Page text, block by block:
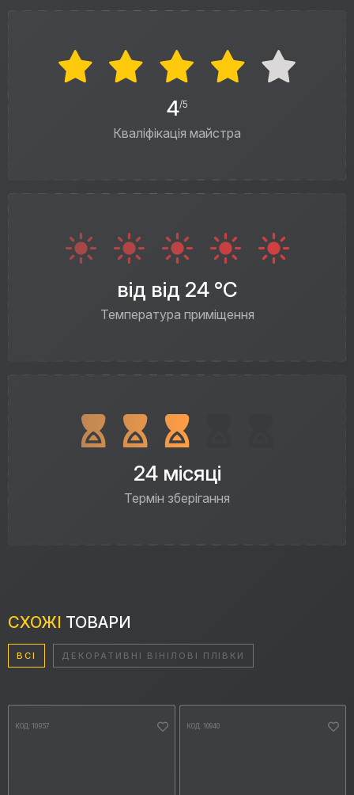
4/5
Кваліфікація майстра
від від 24 °C
Температура приміщення
24 місяці
Термін зберігання
СХОЖІ ТОВАРИ
ВСІ ДЕКОРАТИВНІ ВІНІЛОВІ ПЛІВКИ
КОД: 10957 КОД: 10940